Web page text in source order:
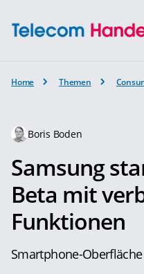
Home Themen
Boris Boden
Samsung
Beta mit
Funktionen
Smartphone-Oberfläche